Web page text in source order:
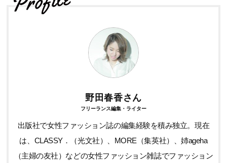
野田春香さん
フリーランス編集・ライター
出版社で女性ファッション誌の編集経験を積み独立。現在
は、CLASSY．（光文社）、MORE（集英社）、姉ageha
（主婦の友社）などの女性ファッション雑誌でファッション